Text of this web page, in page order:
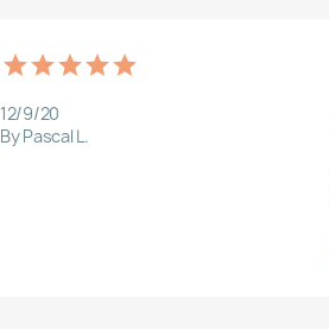
12/9/20
By Pascal L.